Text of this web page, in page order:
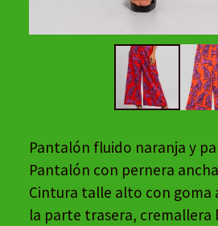
Pantalón fluido naranja y
Pantalón con pernera
Cintura talle alto con goma
la parte trasera, cremallera